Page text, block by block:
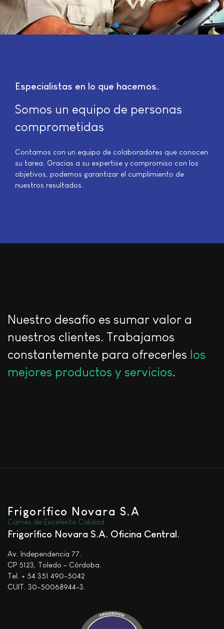
Especialistas en lo que hacemos
Somos un equipo de personas
comprometidas
Contamos con un equipo de colaboradores que conocen
su tarea. Gracias a su expertise y compromiso con los
objetivos, podemos garantizar el cumplimiento de
nuestros resultados.
Nuestro desafío es sumar valor a
nuestros clientes. Trabajamos
constantemente para ofrecerles los
mejores productos y servicios.
Frigorífico Novara S.A
Carnes de Excelente Calidad
Frigorífico Novara S.A. Oficina Central
Av. Independencia 77.
CP 5123, Toledo - Córdoba.
Tel. + 54 351 490-5042
CUIT. 30-50068944-3.